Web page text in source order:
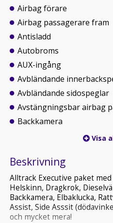
Airbag förare
Airbag passagerare fram
Antisladd
Autobroms
AUX-ingång
Avbländande
Avbländande sidospeglar
Avstängningsbar airbag
Backkamera
Visa
Beskrivning
Alltrack Executive paket
Helskinn, Dragkrok,
Backkamera, Elbaklucka,
Assist, Side Asssit
och mycket mera!